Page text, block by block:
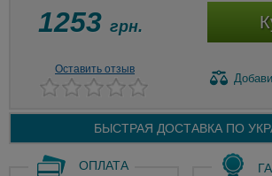
1253 грн.
Оставить отзыв
БЫСТРАЯ ДОСТАВКА ПО
ОПЛАТА